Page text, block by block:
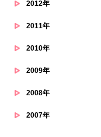
2012年
2011年
2010年
2009年
2008年
2007年